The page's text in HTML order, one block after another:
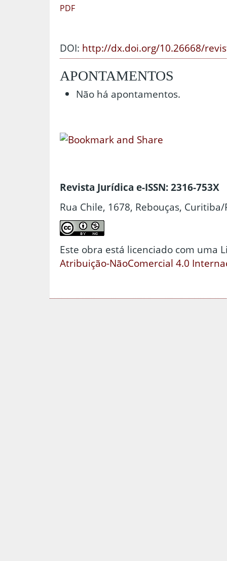
PDF
DOI: http://dx.doi.org/10.26668/
APONTAMENTOS
Não há apontamentos.
Revista Jurídica e-ISSN: 2316-753X
Rua Chile, 1678, Rebouças, Curitiba/
Este obra está licenciado com uma
Atribuição-NãoComercial 4.0